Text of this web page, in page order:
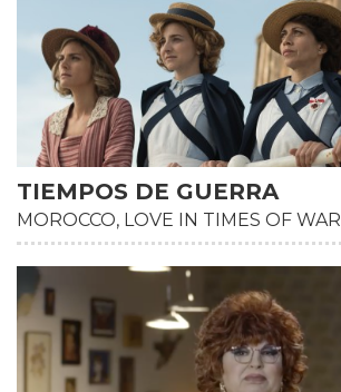
TIEMPOS DE GUERRA
MOROCCO, LOVE IN TIMES OF WAR